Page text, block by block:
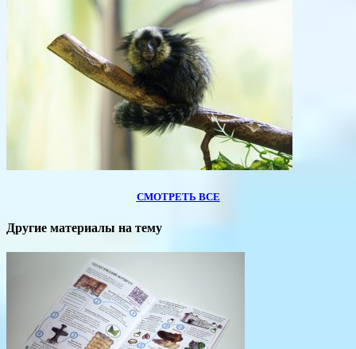
СМОТРЕТЬ ВСЕ
Другие материалы на тему